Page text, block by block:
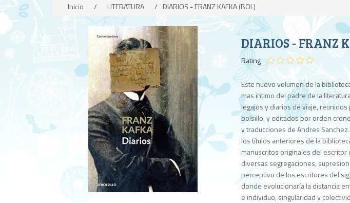
Inicio / LITERATURA / DIARIOS - FRANZ KAFKA (BOL)
DIARIOS - FRANZ
Rating
Este nuevo volumen de la
mas intimo del padre de la
legajos y diarios de viaje,
bolsillo, y editados por orden
y traducciones de Andres Sanchez
los títulos anteriores de la
manuscritos originales del
diversas segregaciones,
perceptivo de los escritores del
donde evolucionaría la distancia
e individuo, singularidad y